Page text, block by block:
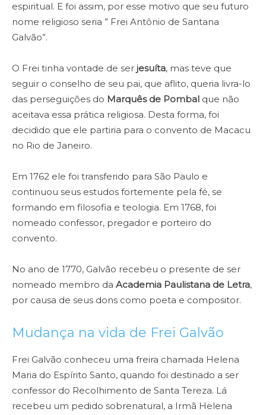
espiritual. E foi assim, por esse motivo que seu futuro
nome religioso seria ” Frei Antônio de Santana
Galvão”.
O Frei tinha vontade de ser jesuíta, mas teve que
seguir o conselho de seu pai, que aflito, queria livra-lo
das perseguições do Marquês de Pombal que não
aceitava essa prática religiosa. Desta forma, foi
decidido que ele partiria para o convento de Macacu
no Rio de Janeiro.
Em 1762 ele foi transferido para São Paulo e
continuou seus estudos fortemente pela fé, se
formando em filosofia e teologia. Em 1768, foi
nomeado confessor, pregador e porteiro do
convento.
No ano de 1770, Galvão recebeu o presente de ser
nomeado membro da Academia Paulistana de Letra,
por causa de seus dons como poeta e compositor.
Mudança na vida de Frei Galvão
Frei Galvão conheceu uma freira chamada Helena
Maria do Espírito Santo, quando foi destinado a ser
confessor do Recolhimento de Santa Tereza. Lá
recebeu um pedido sobrenatural, a Irmã Helena